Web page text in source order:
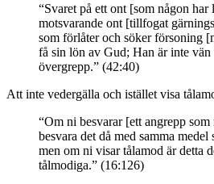
“Svaret på ett ont [som någon har
motsvarande ont [tillfogat
som förlåter och söker försoning
få sin lön av Gud; Han är inte
övergrepp.” (42:40)
Att inte vedergälla och istället visa
“Om ni besvarar [ett angrepp
besvara det då med samma medel
men om ni visar tålamod är detta
tålmodiga.” (16:126)